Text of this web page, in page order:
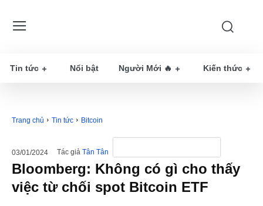
Tin tức Nổi bật Người Mới 🔥 Kiến thức
Trang chủ Tin tức Bitcoin
03/01/2024 Tác giả Tân Tân
Bloomberg: Không có gì cho thấy
việc từ chối spot Bitcoin ETF